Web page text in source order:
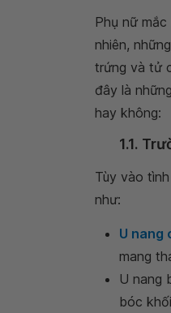
Phụ nữ mắc
nhiên,
trứng và tử
đây là
hay không:
1.1.
Tùy vào
như:
U nang
mang
U nang
bóc